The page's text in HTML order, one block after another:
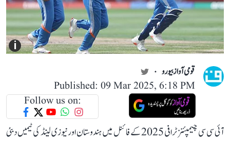
i
قومی آواز بیورو
Published: 09 Mar 2025, 6:18 PM
Follow us on:
آئی سی سی چیمپئنز ٹرافی 2025 کے فائنل میں ہندوستان اور نیوزی لینڈ کی ٹیمیں دبئی